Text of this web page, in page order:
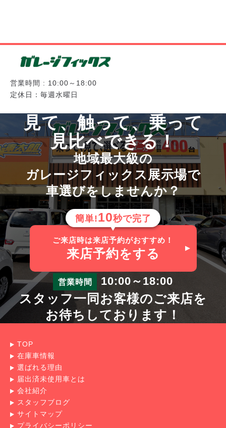
営業時間 : 10:00～18:00
定休日：毎週水曜日
見て、触って、乗って
見比べできる！
地域最大級の
ガレージフィックス展示場で
車選びをしませんか？
簡単!10秒で完了
ご来店時は来店予約がおすすめ！
来店予約をする
営業時間 10:00～18:00
スタッフ一同お客様のご来店を
お待ちしております！
TOP
在庫車情報
選ばれる理由
届出済未使用車とは
会社紹介
スタッフブログ
サイトマップ
プライバシーポリシー